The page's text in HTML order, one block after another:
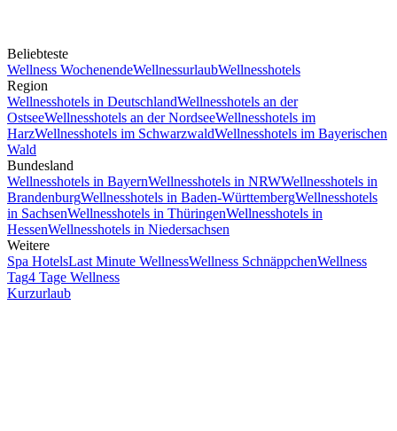
Beliebteste
Wellness WochenendeWellnessurlaubWellnesshotels
Region
Wellnesshotels in DeutschlandWellnesshotels an der
OstseeWellnesshotels an der NordseeWellnesshotels im
HarzWellnesshotels im SchwarzwaldWellnesshotels im Bayerischen
Wald
Bundesland
Wellnesshotels in BayernWellnesshotels in NRWWellnesshotels in
BrandenburgWellnesshotels in Baden-WürttembergWellnesshotels
in SachsenWellnesshotels in ThüringenWellnesshotels in
HessenWellnesshotels in Niedersachsen
Weitere
Spa HotelsLast Minute WellnessWellness SchnäppchenWellness
Tag4 Tage Wellness
Kurzurlaub